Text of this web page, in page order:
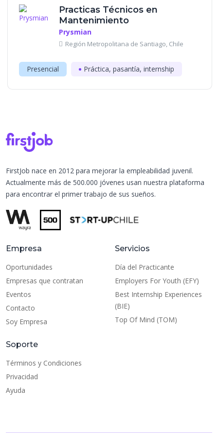
Practicas Técnicos en
Mantenimiento
Prysmian
Región Metropolitana de Santiago, Chile
Presencial Práctica, pasantía, internship
FirstJob nace en 2012 para mejorar la empleabilidad juvenil.
Actualmente más de 500.000 jóvenes usan nuestra plataforma
para encontrar el primer trabajo de sus sueños.
Empresa
Oportunidades
Empresas que contratan
Eventos
Contacto
Soy Empresa
Servicios
Día del Practicante
Employers For Youth (EFY)
Best Internship Experiences
(BIE)
Top Of Mind (TOM)
Soporte
Términos y Condiciones
Privacidad
Ayuda